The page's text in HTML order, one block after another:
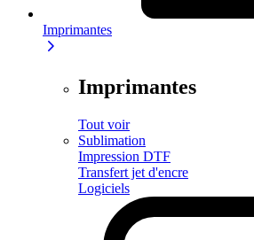
Imprimantes
Imprimantes
Tout voir
Sublimation
Impression DTF
Transfert jet d'encre
Logiciels